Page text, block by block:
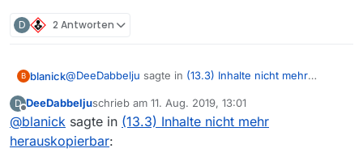
D 2 Antworten
B blanick@DeeDabbelju sagte in (13.3) Inhalte nicht mehr
Bei mir geht das nicht (Windows 10 Enterprise ).
Es wird immer die ganze Zeile markiert und in die
Zwischenablage kopiert.
Ich meine das in der Funktion unter “Beschreibung
D
Offline
DeeDabbeljuschrieb am 11. Aug. 2019, 13:01
zuletzt editiert von
@blanick sagte in (13.3) Inhalte nicht mehr
herauskopierbar: